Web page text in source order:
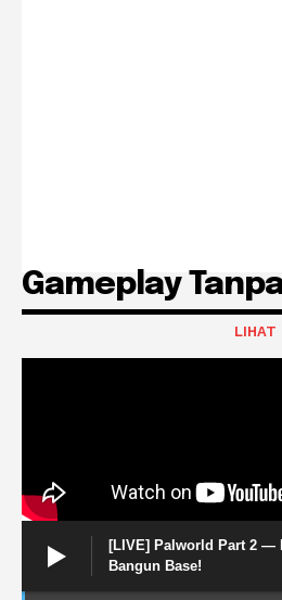
Gameplay
LIHAT
[LIVE] Palworld Part 2 —
Bangun Base!